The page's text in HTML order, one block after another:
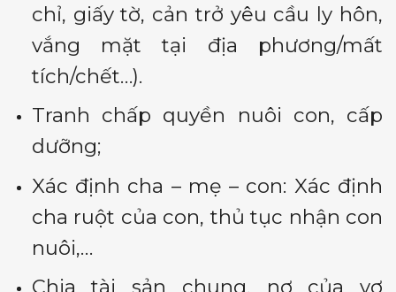
chỉ, giấy tờ, cản trở yêu cầu ly hôn,
vắng mặt tại địa phương/mất
tích/chết…).
Tranh chấp quyền nuôi con, cấp
dưỡng;
Xác định cha – mẹ – con: Xác định
cha ruột của con, thủ tục nhận con
nuôi,…